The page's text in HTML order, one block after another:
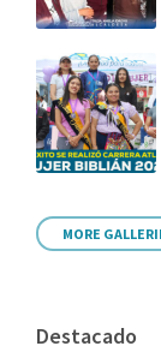
MORE
Destacado